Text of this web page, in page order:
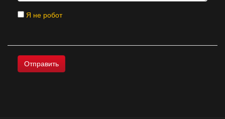
Я не робот